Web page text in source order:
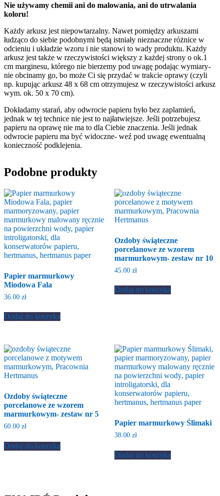
Nie używamy chemii ani do malowania, ani do utrwalania
koloru!
Każdy arkusz jest niepowtarzalny. Nawet pomiędzy arkuszami
łudząco do siebie podobnymi będą istniały nieznaczne różnice w
odcieniu i układzie wzoru i nie stanowi to wady produktu. Każdy
arkusz jest także w rzeczywistości większy z każdej strony o ok.1
cm marginesu, którego nie bierzemy pod uwagę podając wymiary-
nie obcinamy go, bo może Ci się przydać w trakcie oprawy (czyli
np. kupując arkusz 48 x 68 cm otrzymujesz w rzeczywistości arkusz
wym. ok. 50 x 70 cm).
Dokładamy starań, aby odwrocie papieru było bez zaplamień,
jednak w tej technice nie jest to najłatwiejsze. Jeśli potrzebujesz
papieru na oprawę nie ma to dla Ciebie znaczenia. Jeśli jednak
odwrocie papieru ma być widoczne- weź pod uwagę ewentualną
konieczność podklejenia.
Podobne produkty
Papier marmurkowy
Miodowa Fala
36.00 zł
Dodaj do koszyka
Ozdoby świąteczne
porcelanowe ze wzorem
marmurkowym- zestaw nr 10
45.00 zł
Dodaj do koszyka
Ozdoby świąteczne
porcelanowe ze wzorem
marmurkowym- zestaw nr 5
60.00 zł
Dodaj do koszyka
Papier marmurkowy Ślimaki
38.00 zł
Dodaj do koszyka